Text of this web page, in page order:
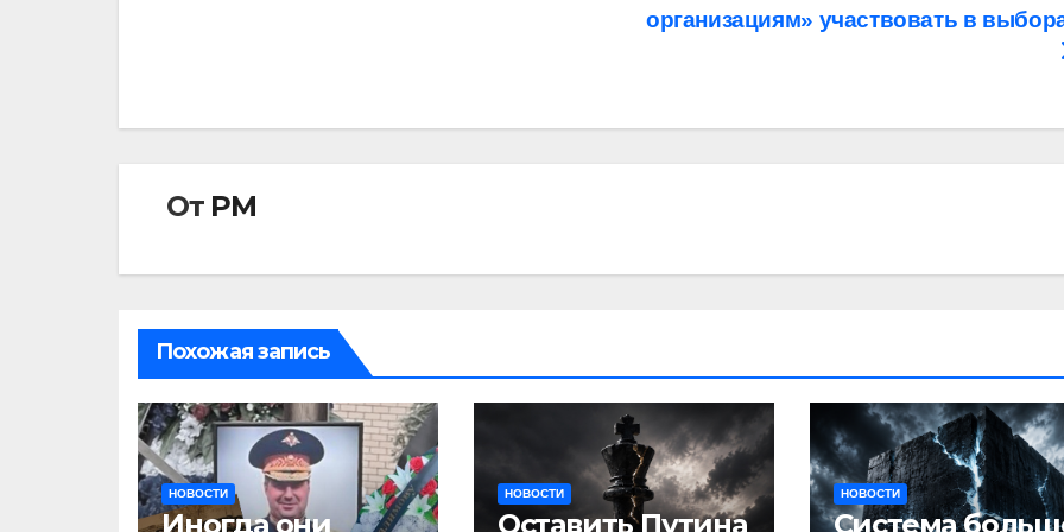
организациям» участвовать в
От РМ
Похожая запись
НОВОСТИ
Иногда они
НОВОСТИ
Оставить Путина
НОВОСТИ
Система